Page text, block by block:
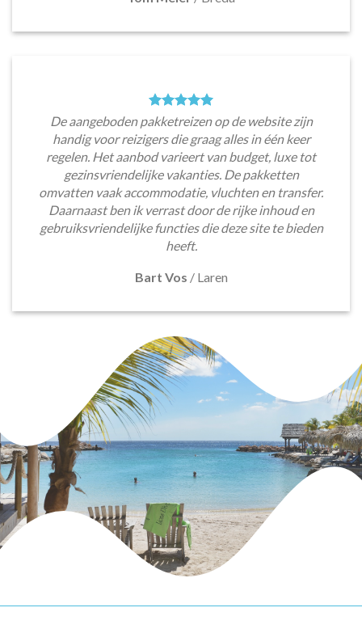
De aangeboden pakketreizen op de website zijn
handig voor reizigers die graag alles in één keer
regelen. Het aanbod varieert van budget, luxe tot
gezinsvriendelijke vakanties. De pakketten
omvatten vaak accommodatie, vluchten en transfer.
Daarnaast ben ik verrast door de rijke inhoud en
gebruiksvriendelijke functies die deze site te bieden
heeft.
Bart Vos / Laren